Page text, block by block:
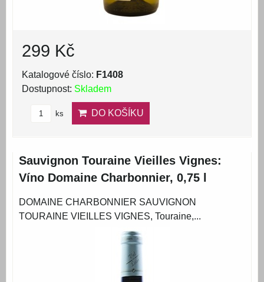
299 Kč
Katalogové číslo: F1408
Dostupnost: Skladem
ks DO KOŠÍKU
Sauvignon Touraine Vieilles Vignes:
Víno Domaine Charbonnier, 0,75 l
DOMAINE CHARBONNIER SAUVIGNON
TOURAINE VIEILLES VIGNES, Touraine,...